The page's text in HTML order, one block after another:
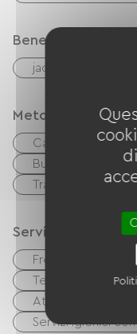
Benessere
jaccuzi
Metodi di
Carta di credito
Buoni vacanza
Trasferimento
Servizi
Free Wifi
Terminali di cyber
Attrezzature per
Servizi igienici